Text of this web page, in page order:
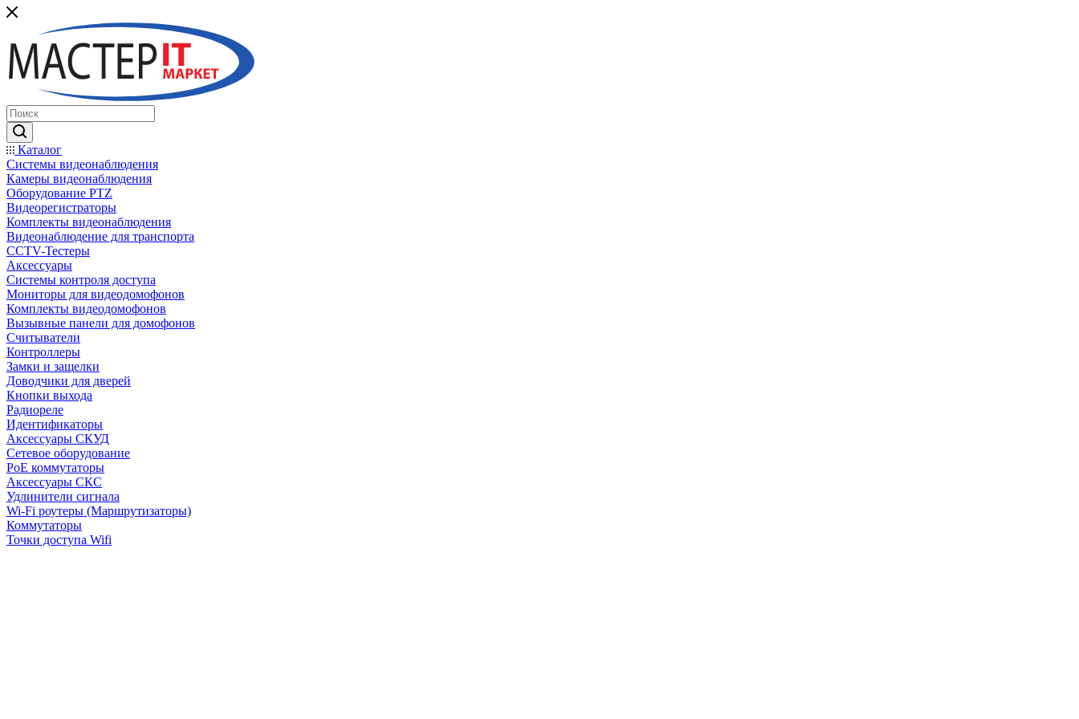
Каталог
Системы видеонаблюдения
Камеры видеонаблюдения
Оборудование PTZ
Видеорегистраторы
Комплекты видеонаблюдения
Видеонаблюдение для транспорта
CCTV-Тестеры
Аксессуары
Системы контроля доступа
Мониторы для видеодомофонов
Комплекты видеодомофонов
Вызывные панели для домофонов
Считыватели
Контроллеры
Замки и защелки
Доводчики для дверей
Кнопки выхода
Радиореле
Идентификаторы
Аксессуары СКУД
Сетевое оборудование
PoE коммутаторы
Аксессуары СКС
Удлинители сигнала
Wi-Fi роутеры (Маршрутизаторы)
Коммутаторы
Точки доступа Wifi